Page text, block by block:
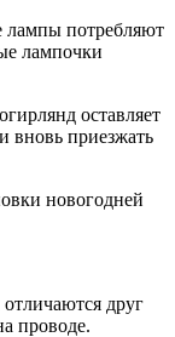
потребляют
лампочки
оставляет
вновь приезжать
новогодней
друг
проводе.